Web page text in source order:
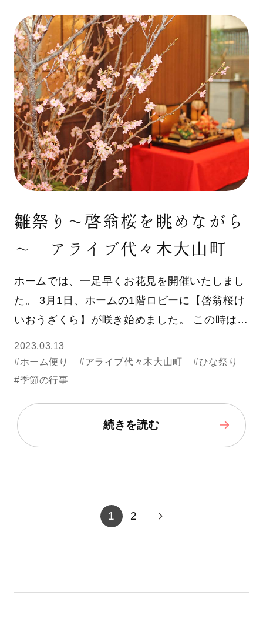
雛祭り～啓翁桜を眺めながら
～ アライブ代々木大山町
ホームでは、一足早くお花見を開催いたしまし
た。 3月1日、ホームの1階ロビーに【啓翁桜け
いおうざくら】が咲き始めました。 この時は…
2023.03.13
#ホーム便り
#アライブ代々木大山町
#ひな祭り
#季節の行事
続きを読む
1 2